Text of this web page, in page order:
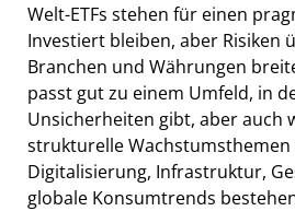
Welt-ETFs stehen für einen
Investiert bleiben, aber Risiken
Branchen und Währungen
passt gut zu einem Umfeld, in
Unsicherheiten gibt, aber auch
strukturelle Wachstumsthemen
Digitalisierung, Infrastruktur,
globale Konsumtrends